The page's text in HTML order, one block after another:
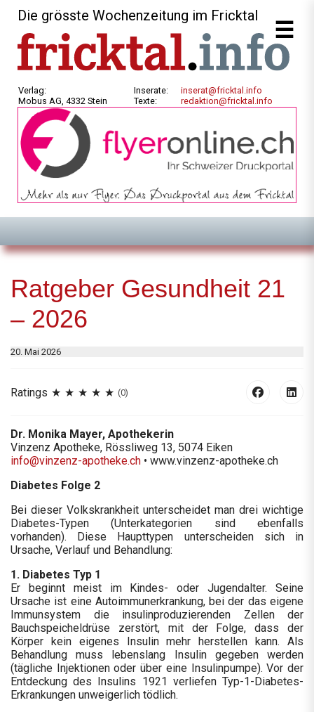
Die grösste Wochenzeitung im Fricktal
Verlag:
Mobus AG, 4332 Stein
Inserate:
Texte:
inserat@fricktal.info
redaktion@fricktal.info
Ratgeber Gesundheit 21
– 2026
20. Mai 2026
Ratings (0)
Dr. Monika Mayer, Apothekerin
Vinzenz Apotheke, Rössliweg 13, 5074 Eiken
info@vinzenz-apotheke.ch • www.vinzenz-apotheke.ch
Diabetes Folge 2
Bei dieser Volkskrankheit unterscheidet man drei wichtige
Diabetes-Typen (Unterkategorien sind ebenfalls
vorhanden). Diese Haupttypen unterscheiden sich in
Ursache, Verlauf und Behandlung:
1. Diabetes Typ 1
Er beginnt meist im Kindes- oder Jugendalter. Seine
Ursache ist eine Autoimmunerkrankung, bei der das eigene
Immunsystem die insulinproduzierenden Zellen der
Bauchspeicheldrüse zerstört, mit der Folge, dass der
Körper kein eigenes Insulin mehr herstellen kann. Als
Behandlung muss lebenslang Insulin gegeben werden
(tägliche Injektionen oder über eine Insulinpumpe). Vor der
Entdeckung des Insulins 1921 verliefen Typ-1-Diabetes-
Erkrankungen unweigerlich tödlich.